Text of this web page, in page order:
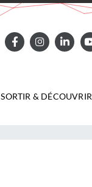
SORTIR & DÉCOUVRIR